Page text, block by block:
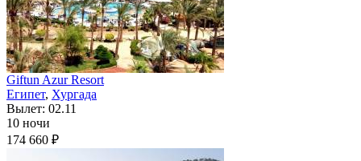
Giftun Azur Resort
Египет, Хургада
Вылет: 02.11
10 ночи
174 660 ₽